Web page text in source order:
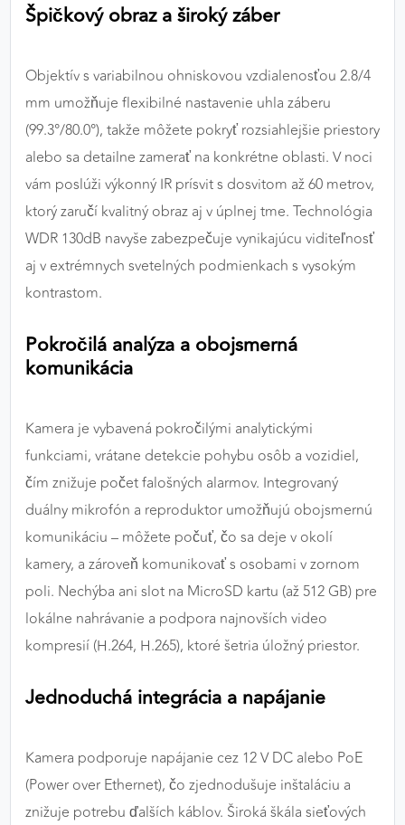
Špičkový obraz a široký záber
Objektív s variabilnou ohniskovou vzdialenosťou 2.8/4
mm umožňuje flexibilné nastavenie uhla záberu
(99.3°/80.0°), takže môžete pokryť rozsiahlejšie priestory
alebo sa detailne zamerať na konkrétne oblasti. V noci
vám poslúži výkonný IR prísvit s dosvitom až 60 metrov,
ktorý zaručí kvalitný obraz aj v úplnej tme. Technológia
WDR 130dB navyše zabezpečuje vynikajúcu viditeľnosť
aj v extrémnych svetelných podmienkach s vysokým
kontrastom.
Pokročilá analýza a obojsmerná
komunikácia
Kamera je vybavená pokročilými analytickými
funkciami, vrátane detekcie pohybu osôb a vozidiel,
čím znižuje počet falošných alarmov. Integrovaný
duálny mikrofón a reproduktor umožňujú obojsmernú
komunikáciu – môžete počuť, čo sa deje v okolí
kamery, a zároveň komunikovať s osobami v zornom
poli. Nechýba ani slot na MicroSD kartu (až 512 GB) pre
lokálne nahrávanie a podpora najnovších video
kompresií (H.264, H.265), ktoré šetria úložný priestor.
Jednoduchá integrácia a napájanie
Kamera podporuje napájanie cez 12 V DC alebo PoE
(Power over Ethernet), čo zjednodušuje inštaláciu a
znižuje potrebu ďalších káblov. Široká škála sieťových